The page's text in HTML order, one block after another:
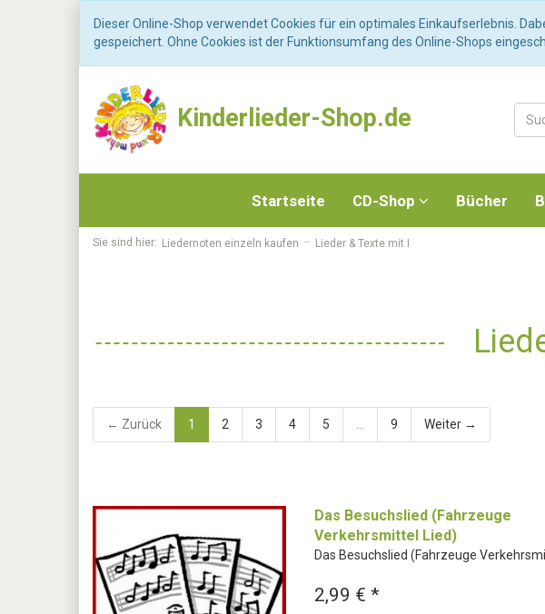
Dieser Online-Shop verwendet Cookies für ein optimales Einkaufserlebnis.
gespeichert. Ohne Cookies ist der Funktionsumfang des Online-Shops
Kinderlieder-Shop.de
Startseite CD-Shop Bücher
Sie sind hier: Liedernoten einzeln kaufen Lieder & Texte mit I
← Zurück 1 2 3 4 5 9 Weiter →
Das Besuchslied (Fahrzeuge
Verkehrsmittel Lied)
Das Besuchslied (Fahrzeuge
2,99 € *